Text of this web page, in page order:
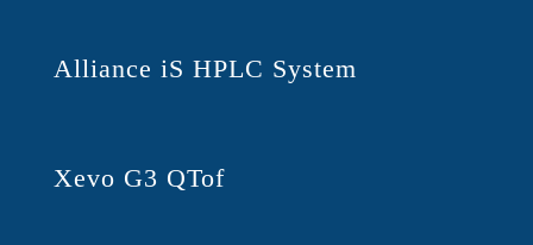
Alliance iS HPLC System
Xevo G3 QTof